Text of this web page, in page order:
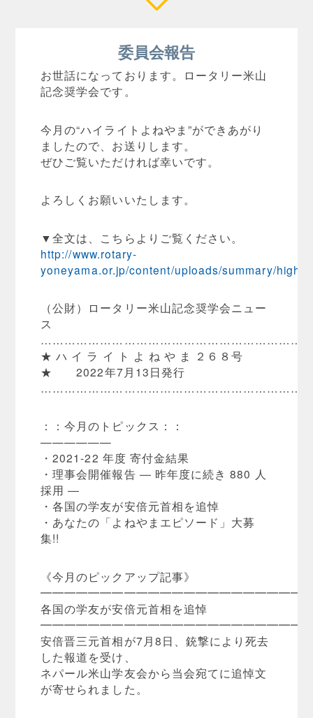
委員会報告
お世話になっております。ロータリー米山
記念奨学会です。
今月の“ハイライトよねやま”ができあがり
ましたので、お送りします。
ぜひご覧いただければ幸いです。
よろしくお願いいたします。
▼全文は、こちらよりご覧ください。
http://www.rotary-
yoneyama.or.jp/content/uploads/summary/
（公財）ロータリー米山記念奨学会ニュー
ス
★ ハ イ ラ イ ト よ ね や ま ２６８号
★ 2022年7月13日発行
：：今月のトピックス：：
——————
・2021-22 年度 寄付金結果
・理事会開催報告 ― 昨年度に続き 880 人
採用 ―
・各国の学友が安倍元首相を追悼
・あなたの「よねやまエピソード」大募
集!!
《今月のピックアップ記事》
各国の学友が安倍元首相を追悼
安倍晋三元首相が7月8日、銃撃により死去
した報道を受け、
ネパール米山学友会から当会宛てに追悼文
が寄せられました。